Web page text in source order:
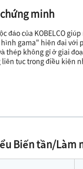
minh
đáo của KOBELCO
gama" hiện đại với
thép không gỉ ở giai
tục trong điều kiện
Biến tần/Làm